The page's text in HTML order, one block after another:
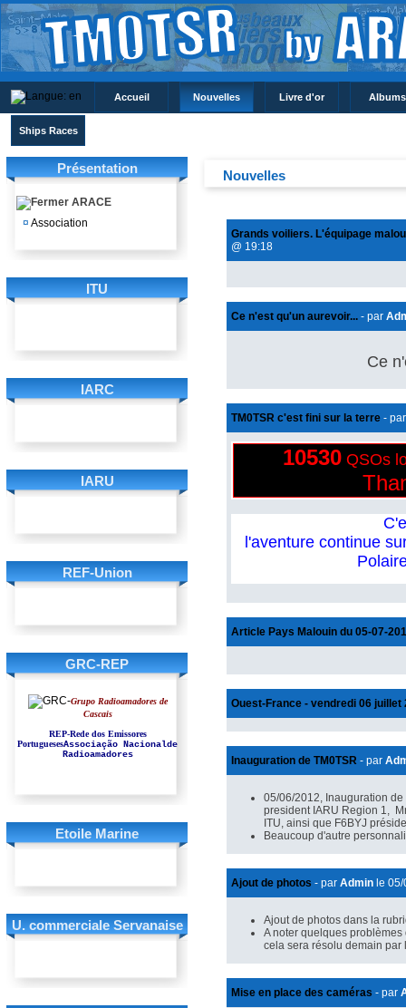
Accueil Nouvelles Livre d'or Albums
Ships Races
Présentation
ARACE
¤ Association
ITU
IARC
IARU
REF-Union
GRC-REP
Grupo Radioamadores de
Cascais
REP-Rede dos Emissores
PortuguesesAssociação Nacionalde
Radioamadores
Etoile Marine
U. commerciale Servanaise
Nouvelles
Grands voiliers. L'équipage
@ 19:18
Ce n'est qu'un aurevoir... - par
Ce
TM0TSR c'est fini sur la terre -
10530 QSOs
l'aventure continue
Article Pays Malouin du 05-07-
Ouest-France - vendredi 06 juillet
Inauguration de TM0TSR - par
05/06/2012, Inauguration
president IARU Region 1,
ITU, ainsi que F6BYJ
Beaucoup d'autre
Ajout de photos - par Admin le
Ajout de photos dans la
A noter quelques
cela sera résolu demain par
Mise en place des caméras - par